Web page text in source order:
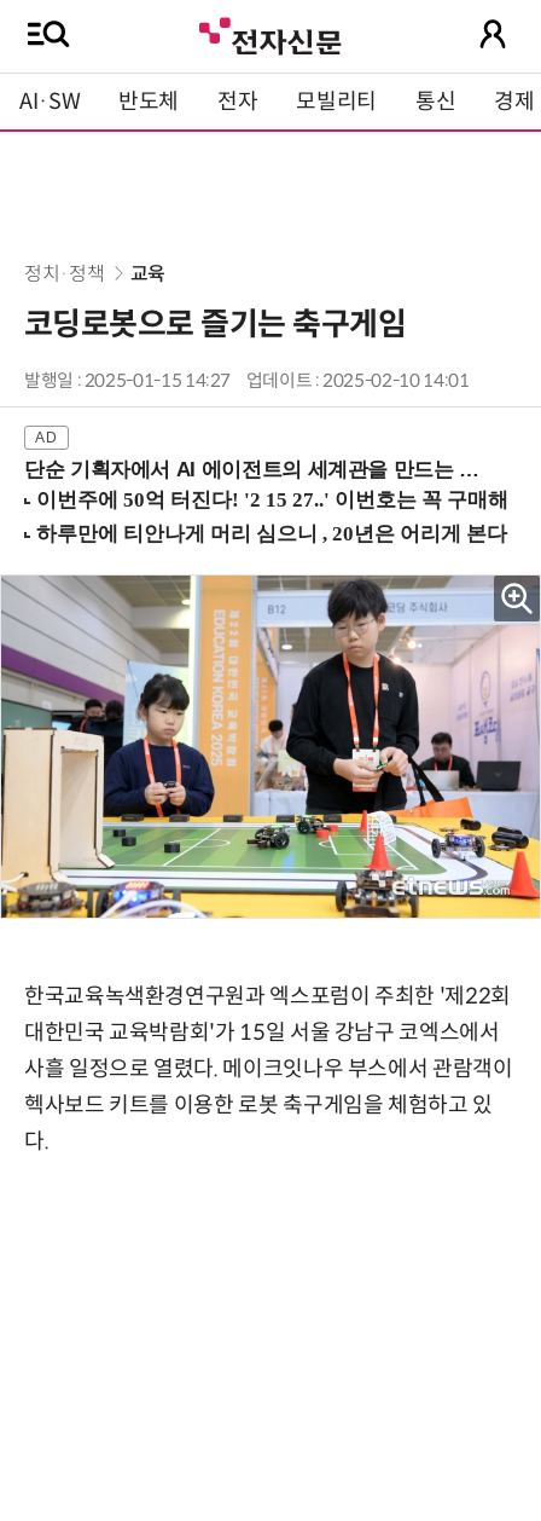
AI·SW 반도체 전자 모빌리티 통신 경제
정치·정책 교육
코딩로봇으로 즐기는 축구게임
발행일 : 2025-01-15 14:27 업데이트 : 2025-02-10 14:01
단순 기획자에서 AI 에이전트의 세계관을 만드는 지식 설계자로.. (8/20 강남역)
한국교육녹색환경연구원과 엑스포럼이 주최한 '제22회
대한민국 교육박람회'가 15일 서울 강남구 코엑스에서
사흘 일정으로 열렸다. 메이크잇나우 부스에서 관람객이
헥사보드 키트를 이용한 로봇 축구게임을 체험하고 있
다.